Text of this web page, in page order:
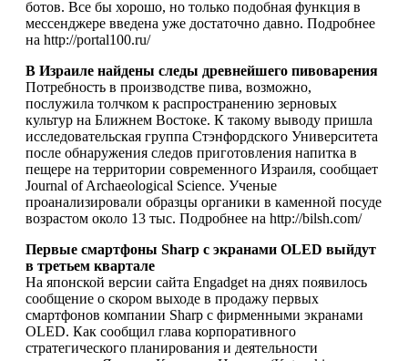
ботов. Все бы хорошо, но только подобная функция в
мессенджере введена уже достаточно давно. Подробнее
на http://portal100.ru/
В Израиле найдены следы древнейшего пивоварения
Потребность в производстве пива, возможно,
послужила толчком к распространению зерновых
культур на Ближнем Востоке. К такому выводу пришла
исследовательская группа Стэнфордского Университета
после обнаружения следов приготовления напитка в
пещере на территории современного Израиля, сообщает
Journal of Archaeological Science. Ученые
проанализировали образцы органики в каменной посуде
возрастом около 13 тыс. Подробнее на http://bilsh.com/
Первые смартфоны Sharp с экранами OLED выйдут
в третьем квартале
На японской версии сайта Engadget на днях появилось
сообщение о скором выходе в продажу первых
смартфонов компании Sharp с фирменными экранами
OLED. Как сообщил глава корпоративного
стратегического планирования и деятельности